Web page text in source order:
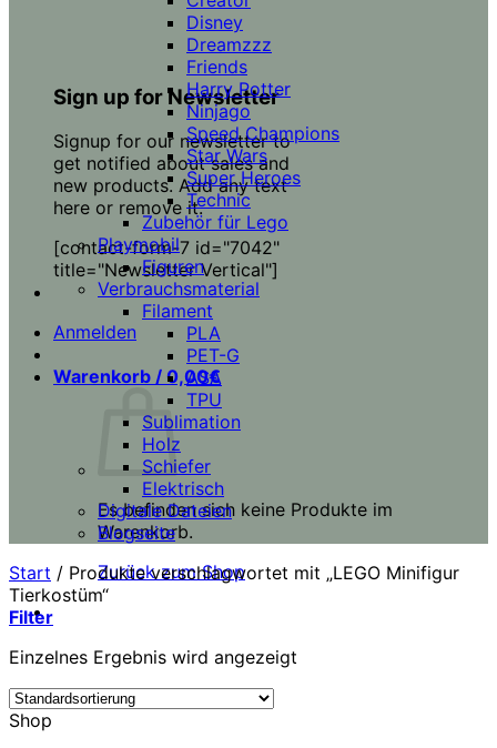
Sign up for Newsletter
Signup for our newsletter to
get notified about sales and
new products. Add any text
here or remove it.
[contact-form-7 id="7042"
title="Newsletter Vertical"]
Anmelden
Warenkorb / 0,00€
Es befinden sich keine Produkte im
Warenkorb.
Zurück zum Shop
Disney
Dreamzzz
Friends
Harry Potter
Ninjago
Speed Champions
Star Wars
Super Heroes
Technic
Zubehör für Lego
Playmobil
Figuren
Verbrauchsmaterial
Filament
PLA
PET-G
ASA
TPU
Sublimation
Holz
Schiefer
Elektrisch
Digitale Dateien
Blogseite
Start / Produkte verschlagwortet mit „LEGO Minifigur
Tierkostüm“
Filter
Einzelnes Ergebnis wird angezeigt
Shop